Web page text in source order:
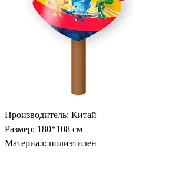
Производитель: Китай
Размер: 180*108 см
Материал: полиэтилен